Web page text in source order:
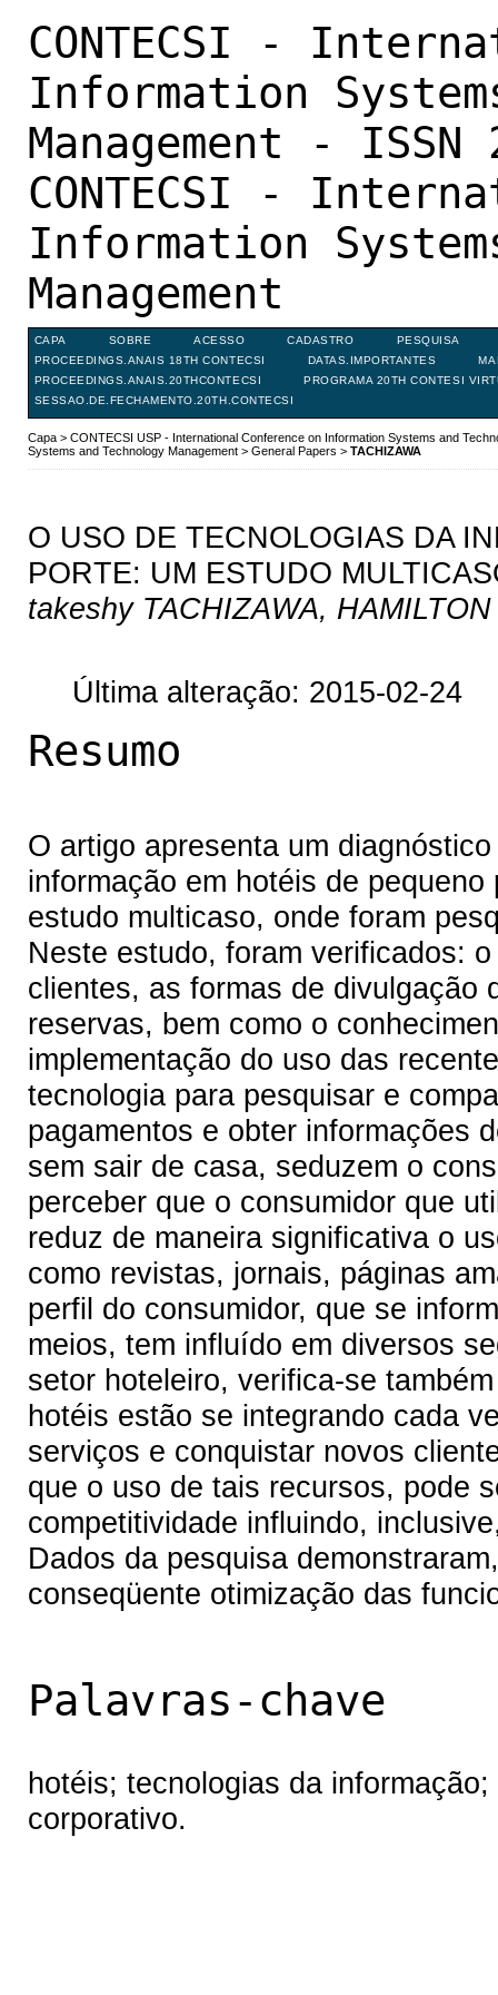
CONTECSI -
Information
Management -
CONTECSI -
Information
Management
CAPA SOBRE ACESSO CADASTRO
PESQUISA
PROCEEDINGS.ANAIS 18TH CONTECSI
DATAS.IMPORTANTES
PROCEEDINGS.ANAIS.20THCONTECSI
PROGRAMA 20TH CONTESI
SESSAO.DE.FECHAMENTO.20TH.CONTECSI
Capa> CONTECSI USP - International Conference on Information Systems and
Systems and Technology Management> General Papers > TACHIZAWA
O USO DE TECNOLOGIAS DA
PORTE: UM ESTUDO
takeshy TACHIZAWA,
Última alteração: 2015-02-24
Resumo
O artigo apresenta um
informação em hotéis de
estudo multicaso, onde foram
Neste estudo, foram verificados:
clientes, as formas de divulgação
reservas, bem como o
implementação do uso das
tecnologia para pesquisar e
pagamentos e obter informações
sem sair de casa, seduzem o
perceber que o consumidor que
reduz de maneira significativa o
como revistas, jornais, páginas
perfil do consumidor, que se
meios, tem influído em diversos
setor hoteleiro, verifica-se
hotéis estão se integrando cada
serviços e conquistar novos
que o uso de tais recursos, pode
competitividade influindo,
Dados da pesquisa
conseqüente otimização das
Palavras-chave
hotéis; tecnologias da
corporativo.